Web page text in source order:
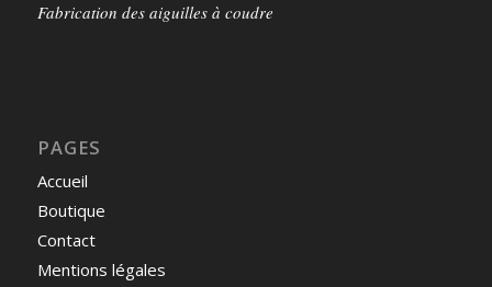
Fabrication des aiguilles à coudre
PAGES
Accueil
Boutique
Contact
Mentions légales